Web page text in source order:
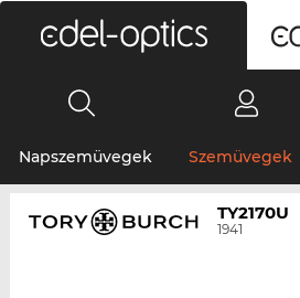
Napszemüvegek Szemüvegek
TY2170U
1941